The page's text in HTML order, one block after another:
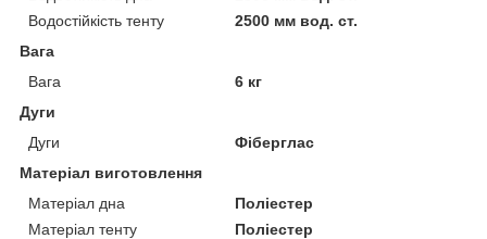
Водостійкість тенту
2500 мм вод. ст.
Вага
Вага
6 кг
Дуги
Дуги
Фіберглас
Матеріал виготовлення
Матеріал дна
Поліестер
Матеріал тенту
Поліестер